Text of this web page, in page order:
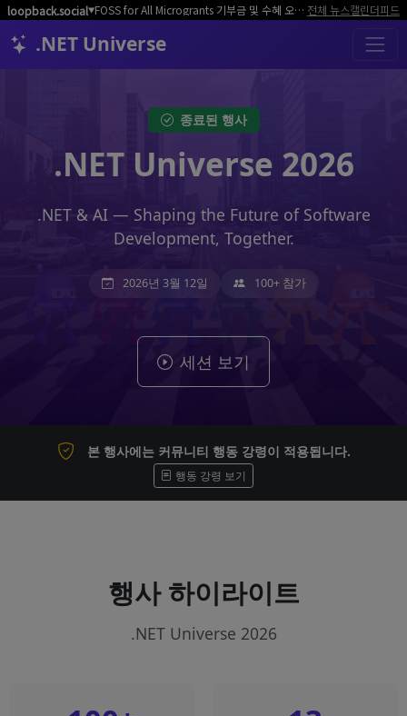
loopback.social▼ FOSS for All Microgrants 기부금 및 수혜 오픈소스 프로젝트/커뮤니티 모집 전체 뉴스캘린더피드
.NET Universe
종료된 행사
.NET Universe 2026
.NET & AI — Shaping the Future of Software
Development, Together.
2026년 3월 12일 100+ 참가
세션 보기
본 행사에는 커뮤니티 행동 강령이 적용됩니다.
행동 강령 보기
행사 하이라이트
.NET Universe 2026